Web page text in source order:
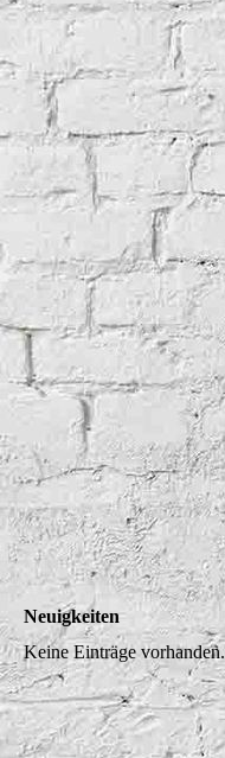
Neuigkeiten
Keine Einträge vorhanden.